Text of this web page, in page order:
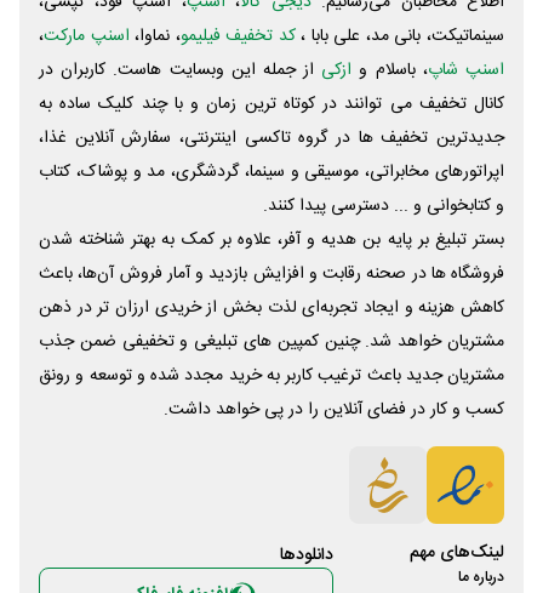
سینماتیکت، بانی مد، علی‌ بابا ،کد تخفیف فیلیمو، نماوا، اسنپ مارکت،
اسنپ شاپ، باسلام و ازکی از جمله این وبسایت ‌هاست. کاربران در
کانال تخفیف می توانند در کوتاه ترین زمان و با چند کلیک ساده به
جدیدترین تخفیف ها در گروه تاکسی اینترنتی، سفارش آنلاین غذا،
اپراتورهای مخابراتی، موسیقی و سینما، گردشگری، مد و پوشاک، کتاب
و کتابخوانی و ... دسترسی پیدا کنند.
بستر تبلیغ بر پایه بن هدیه و آفر، علاوه بر کمک به بهتر شناخته شدن
فروشگاه ها در صحنه رقابت و افزایش بازدید و آمار فروش آن‌ها، باعث
کاهش هزینه و ایجاد تجربه‌ای لذت بخش از خریدی ارزان تر در ذهن
مشتریان خواهد شد. چنین کمپین های تبلیغی و تخفیفی ضمن جذب
مشتریان جدید باعث ترغیب کاربر به خرید مجدد شده و توسعه و رونق
کسب و کار در فضای آنلاین را در پی خواهد داشت.
لینک‌های مهم
درباره ما
دانلود‌ها